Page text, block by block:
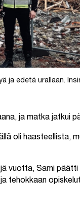
ja edetä urallaan.
ja matka jatkui
oli haasteellista,
vuotta, Sami
tehokkaan